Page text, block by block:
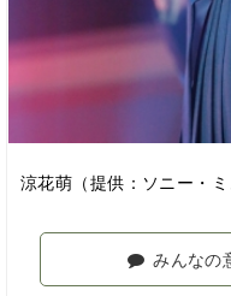
涼花萌（提供：ソニー・
みんなの